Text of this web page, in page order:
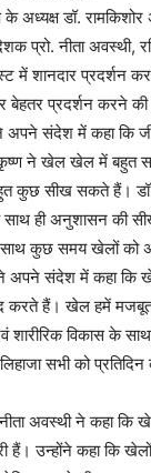
डॉ. रामकिशोर
प्रो. नीता अवस्थी,
शानदार प्रदर्शन करने
प्रदर्शन करने की
अपने संदेश में कहा कि
ने खेल खेल में बहुत
कुछ सीख सकते हैं।
ही अनुशासन की सीख
साथ कुछ समय खेलों को
अपने संदेश में कहा कि
करते हैं। खेल हमें
विकास के साथ
लिहाजा सभी को
अवस्थी ने कहा कि
उन्होंने कहा कि खेलों